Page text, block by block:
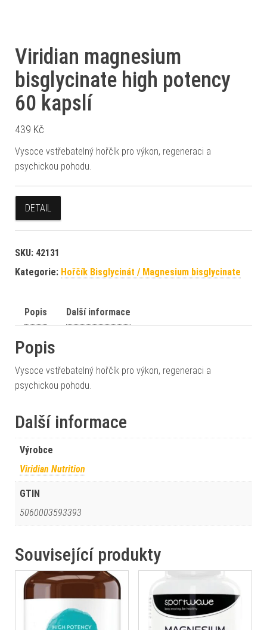
Viridian magnesium
bisglycinate high potency
60 kapslí
439 Kč
Vysoce vstřebatelný hořčík pro výkon, regeneraci a
psychickou pohodu.
DETAIL
SKU: 42131
Kategorie: Hořčík Bisglycinát / Magnesium bisglycinate
Popis Další informace
Popis
Vysoce vstřebatelný hořčík pro výkon, regeneraci a
psychickou pohodu.
Další informace
Výrobce
Viridian Nutrition
GTIN
5060003593393
Související produkty